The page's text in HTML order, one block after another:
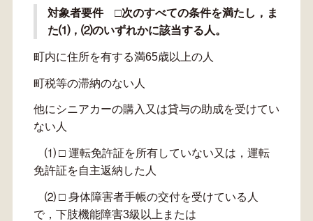
対象者要件 □次のすべての条件を満たし，ま
た⑴，⑵のいずれかに該当する人。
町内に住所を有する満65歳以上の人
町税等の滞納のない人
他にシニアカーの購入又は貸与の助成を受けてい
ない人
⑴ □ 運転免許証を所有していない又は，運転
免許証を自主返納した人
⑵ □ 身体障害者手帳の交付を受けている人
で，下肢機能障害3級以上または